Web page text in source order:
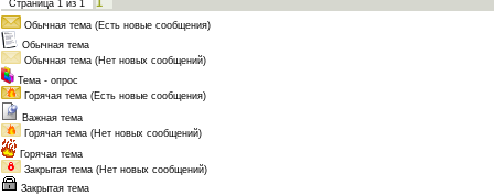
Страница 1 из 1
Обычная тема (Есть новые сообщения)
Обычная тема
Обычная тема (Нет новых сообщений)
Тема - опрос
Горячая тема (Есть новые сообщения)
Важная тема
Горячая тема (Нет новых сообщений)
Горячая тема
Закрытая тема (Нет новых сообщений)
Закрытая тема